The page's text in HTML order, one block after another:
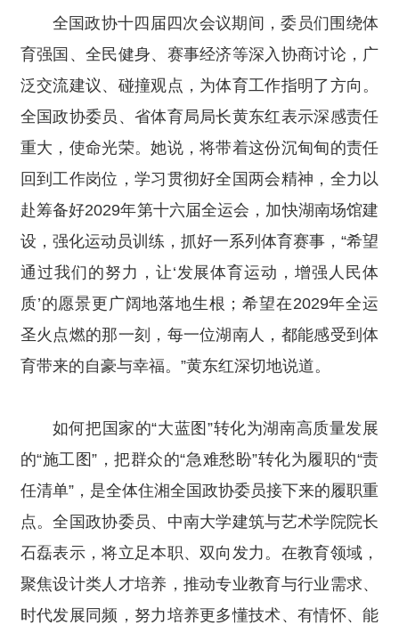
全国政协十四届四次会议期间，委员们围绕体
育强国、全民健身、赛事经济等深入协商讨论，广
泛交流建议、碰撞观点，为体育工作指明了方向。
全国政协委员、省体育局局长黄东红表示深感责任
重大，使命光荣。她说，将带着这份沉甸甸的责任
回到工作岗位，学习贯彻好全国两会精神，全力以
赴筹备好2029年第十六届全运会，加快湖南场馆建
设，强化运动员训练，抓好一系列体育赛事，“希望
通过我们的努力，让‘发展体育运动，增强人民体
质’的愿景更广阔地落地生根；希望在2029年全运
圣火点燃的那一刻，每一位湖南人，都能感受到体
育带来的自豪与幸福。”黄东红深切地说道。
如何把国家的“大蓝图”转化为湖南高质量发展
的“施工图”，把群众的“急难愁盼”转化为履职的“责
任清单”，是全体住湘全国政协委员接下来的履职重
点。全国政协委员、中南大学建筑与艺术学院院长
石磊表示，将立足本职、双向发力。在教育领域，
聚焦设计类人才培养，推动专业教育与行业需求、
时代发展同频，努力培养更多懂技术、有情怀、能